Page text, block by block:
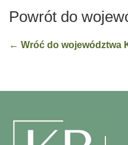
Powrót do
← Wróć do województwa